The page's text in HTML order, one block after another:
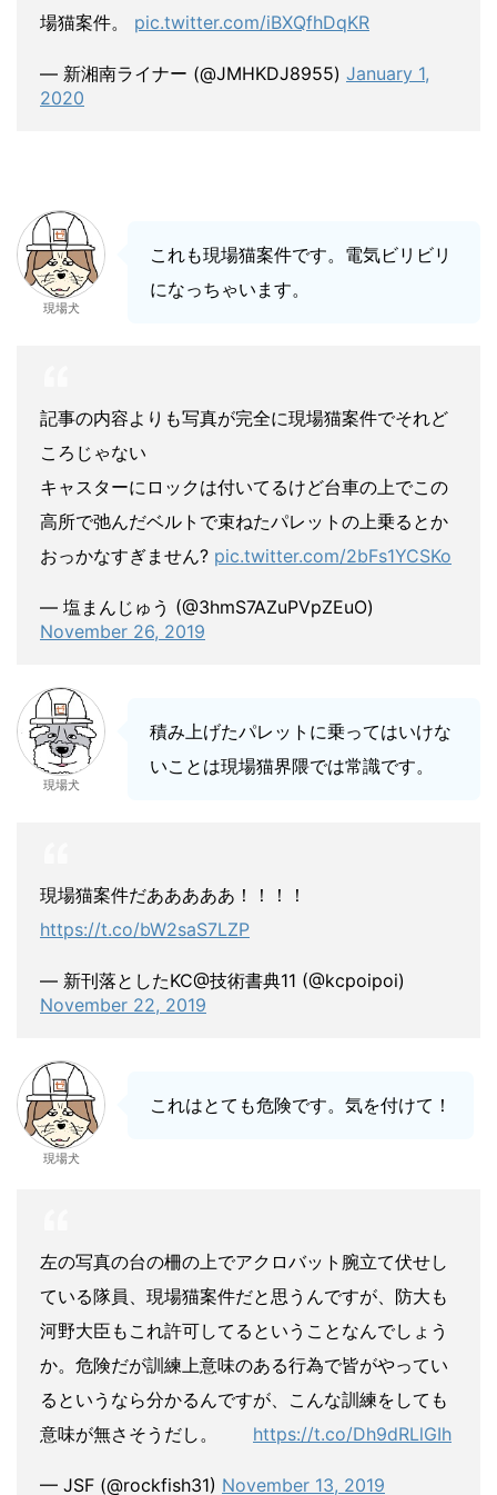
場猫案件。 pic.twitter.com/iBXQfhDqKR
— 新湘南ライナー (@JMHKDJ8955) January 1,
2020
現場犬
これも現場猫案件です。電気ビリビリ
になっちゃいます。
記事の内容よりも写真が完全に現場猫案件でそれど
ころじゃない
キャスターにロックは付いてるけど台車の上でこの
高所で弛んだベルトで束ねたパレットの上乗るとか
おっかなすぎません? pic.twitter.com/2bFs1YCSKo
— 塩まんじゅう (@3hmS7AZuPVpZEuO)
November 26, 2019
現場犬
積み上げたパレットに乗ってはいけな
いことは現場猫界隈では常識です。
現場猫案件だあああああ！！！！
https://t.co/bW2saS7LZP
— 新刊落としたKC@技術書典11 (@kcpoipoi)
November 22, 2019
現場犬
これはとても危険です。気を付けて！
左の写真の台の柵の上でアクロバット腕立て伏せし
ている隊員、現場猫案件だと思うんですが、防大も
河野大臣もこれ許可してるということなんでしょう
か。危険だが訓練上意味のある行為で皆がやってい
るというなら分かるんですが、こんな訓練をしても
意味が無さそうだし。 https://t.co/Dh9dRLlGIh
— JSF (@rockfish31) November 13, 2019